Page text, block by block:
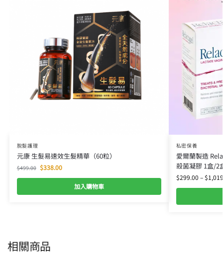
脫髮護理
元康 生髮易速效生髮精華（60粒）
$499.00 $338.00
加入購物車
私密保養
愛爾蘭製造
殺菌凝膠 1盒/2
$299.00 – $
相關商品